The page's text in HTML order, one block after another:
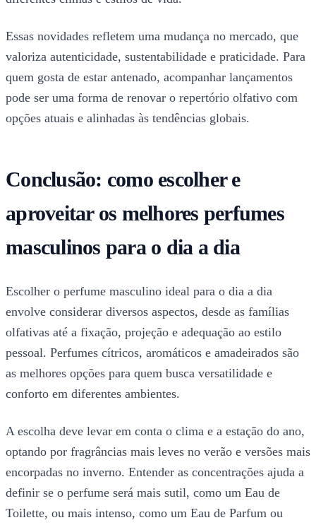
Essas novidades refletem uma mudança no mercado, que
valoriza autenticidade, sustentabilidade e praticidade. Para
quem gosta de estar antenado, acompanhar lançamentos
pode ser uma forma de renovar o repertório olfativo com
opções atuais e alinhadas às tendências globais.
Conclusão: como escolher e
aproveitar os melhores perfumes
masculinos para o dia a dia
Escolher o perfume masculino ideal para o dia a dia
envolve considerar diversos aspectos, desde as famílias
olfativas até a fixação, projeção e adequação ao estilo
pessoal. Perfumes cítricos, aromáticos e amadeirados são
as melhores opções para quem busca versatilidade e
conforto em diferentes ambientes.
A escolha deve levar em conta o clima e a estação do ano,
optando por fragrâncias mais leves no verão e versões mais
encorpadas no inverno. Entender as concentrações ajuda a
definir se o perfume será mais sutil, como um Eau de
Toilette, ou mais intenso, como um Eau de Parfum ou